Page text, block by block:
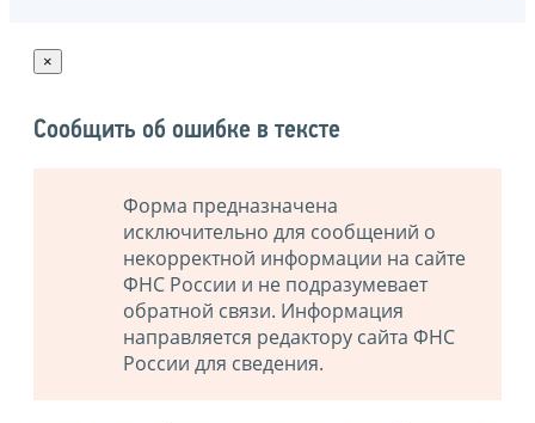
×
Сообщить об ошибке в тексте
Форма предназначена
исключительно для сообщений о
некорректной информации на сайте
ФНС России и не подразумевает
обратной связи. Информация
направляется редактору сайта ФНС
России для сведения.